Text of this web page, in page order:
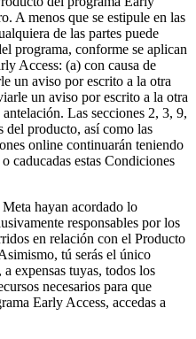
A menos que se estipule en las
de las partes puede
programa, conforme se aplican
Access: (a) con causa de
un aviso por escrito a la otra
un aviso por escrito a la otra
Las secciones 2, 3, 9,
del producto, así como las
online continuarán teniendo
caducadas estas Condiciones
hayan acordado lo
responsables por los
en relación con el Producto
tú serás el único
expensas tuyas, todos los
necesarios para que
Early Access, accedas a